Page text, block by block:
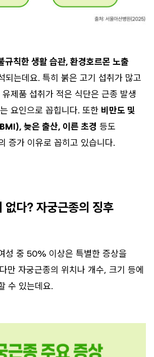
규칙한 생활 습관, 환경호르몬 노출
되는데요. 특히 붉은 고기 섭취가 많고
제품 섭취가 적은 식단은 근종 발생
요인으로 꼽힙니다. 또한 비만도 및
늦은 출산, 이른 초경 등도
증가 이유로 꼽히고 있습니다.
없다? 자궁근종의 징후
성 중 50% 이상은 특별한 증상을
만 자궁근종의 위치나 개수, 크기 등에
수 있는데요.